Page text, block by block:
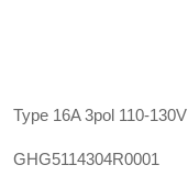
Type 16A 3pol 110-130V
GHG5114304R0001